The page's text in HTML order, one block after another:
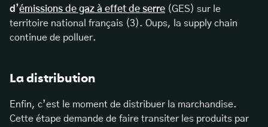
d’émissions de gaz à effet de serre (GES) sur le
territoire national français (3). Oups, la supply chain
continue de polluer.
La distribution
Enfin, c’est le moment de distribuer la marchandise.
Cette étape demande de faire transiter les produits par